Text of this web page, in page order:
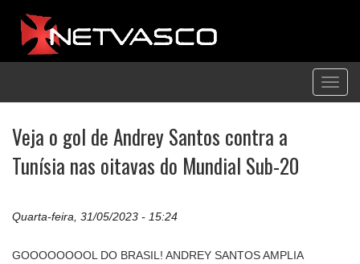
Veja o gol de Andrey Santos contra a
Tunísia nas oitavas do Mundial Sub-20
Quarta-feira, 31/05/2023 - 15:24
GOOOOOOOOL DO BRASIL! ANDREY SANTOS AMPLIA